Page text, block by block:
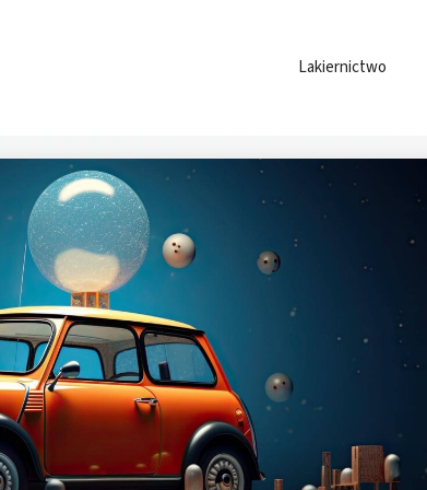
Lakiernictwo